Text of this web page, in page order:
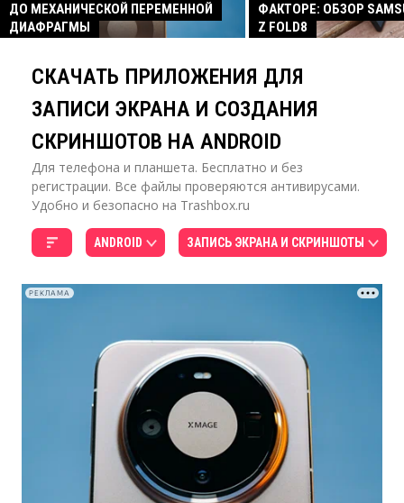
ДО МЕХАНИЧЕСКОЙ ПЕРЕМЕННОЙ
ДИАФРАГМЫ
ФАКТОРЕ: ОБЗОР
Z FOLD8
СКАЧАТЬ ПРИЛОЖЕНИЯ ДЛЯ
ЗАПИСИ ЭКРАНА И СОЗДАНИЯ
СКРИНШОТОВ НА ANDROID
Для телефона и планшета. Бесплатно и без
регистрации. Все файлы проверяются антивирусами.
Удобно и безопасно на Trashbox.ru
ANDROID ЗАПИСЬ ЭКРАНА И СКРИНШОТЫ
РЕКЛАМА